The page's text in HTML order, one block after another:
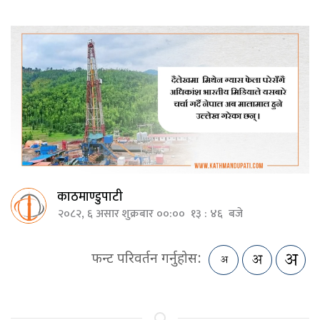
काठमाण्डुपाटी
२०८२, ६ असार शुक्रबार ००:०० १३ : ४६ बजे
फन्ट परिवर्तन गर्नुहोस: